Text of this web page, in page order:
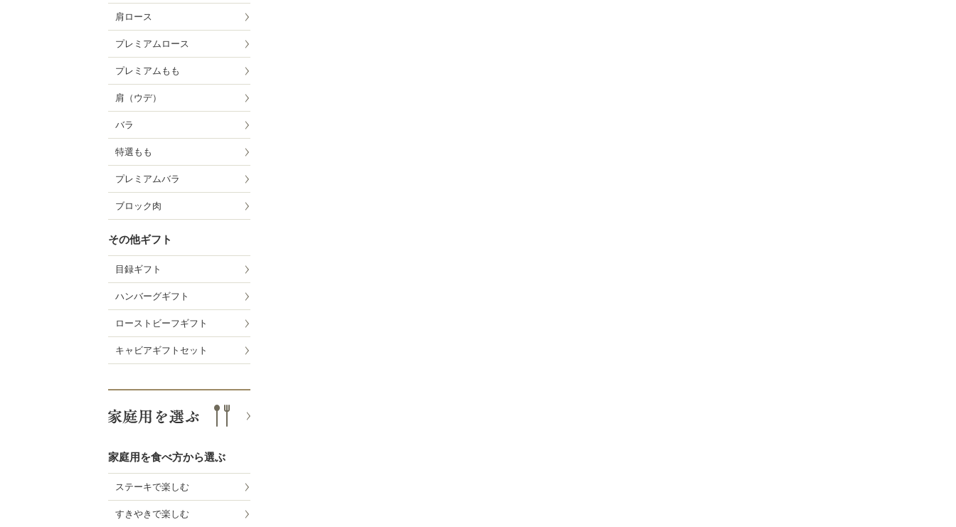
肩ロース
プレミアムロース
プレミアムもも
肩（ウデ）
バラ
特選もも
プレミアムバラ
ブロック肉
その他ギフト
目録ギフト
ハンバーグギフト
ローストビーフギフト
キャビアギフトセット
家庭用を食べ方から選ぶ
ステーキで楽しむ
すきやきで楽しむ